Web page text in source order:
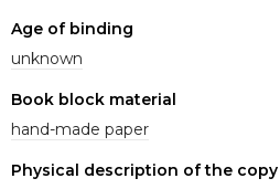
Age of binding
unknown
Book block material
hand-made paper
Physical description of the copy